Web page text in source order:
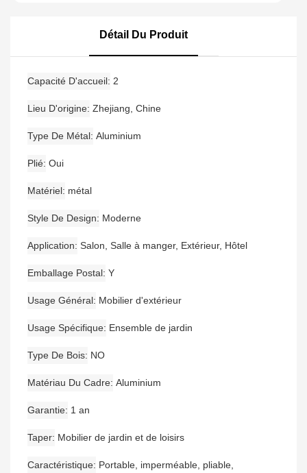
Canapé D'angle De Luxe
Main, Ensembles De
Canapé D'angle De
Jardin
Détail Du Produit
Capacité D'accueil 2
Lieu D'origine Zhejiang, Chine
Type De Métal Aluminium
Plié Oui
Matériel métal
Style De Design Moderne
Application Salon, Salle à manger, Extérieur, Hôtel
Emballage Postal Y
Usage Général Mobilier d'extérieur
Usage Spécifique Ensemble de jardin
Type De Bois NO
Matériau Du Cadre Aluminium
Garantie 1 an
Taper Mobilier de jardin et de loisirs
Caractéristique Portable, imperméable, pliable,